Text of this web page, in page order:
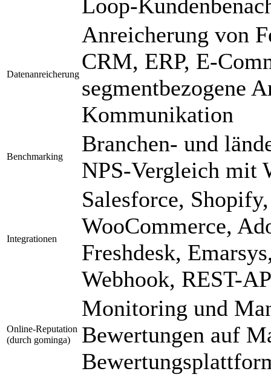
Loop-
Datenanreicherung
Anreicherung von
CRM, ERP, E-
segmentbezogene
Kommunikation
Benchmarking
Branchen- und
NPS-Vergleich mit
Integrationen
Salesforce,
WooCommerce,
Freshdesk,
Webhook, REST-
Online-Reputation
(durch gominga)
Monitoring und
Bewertungen auf